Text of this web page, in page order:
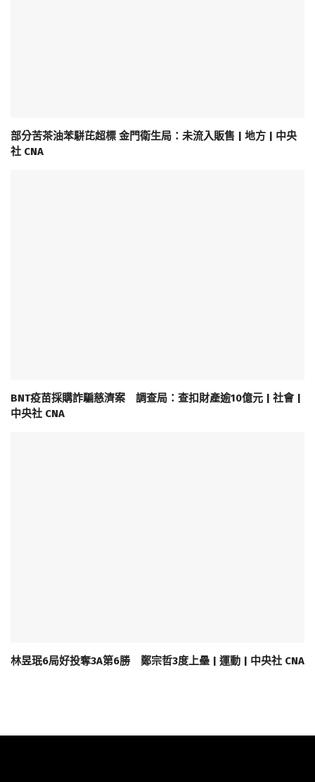
部分苦茶油苯駢芘超標 金門衛生局：未流入販售 | 地方 | 中央
社 CNA
BNT疫苗採購詐騙慈濟案 調查局：查扣財產逾10億元 | 社會 |
中央社 CNA
林昱珉6局好投奪3A第6勝 鄭宗哲3度上壘 | 運動 | 中央社 CNA